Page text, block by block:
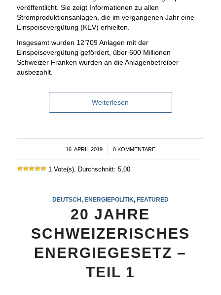
veröffentlicht. Sie zeigt Informationen zu allen
Stromproduktionsanlagen, die im vergangenen Jahr eine
Einspeisevergütung (KEV) erhielten.
Insgesamt wurden 12’709 Anlagen mit der
Einspeisevergütung gefördert, über 600 Millionen
Schweizer Franken wurden an die Anlagenbetreiber
ausbezahlt.
Weiterlesen
16. APRIL 2019
/ 0 KOMMENTARE
1 Vote(s), Durchschnitt: 5,00
DEUTSCH, ENERGIEPOLITIK, FEATURED
20 JAHRE
SCHWEIZERISCHES
ENERGIEGESETZ –
TEIL 1